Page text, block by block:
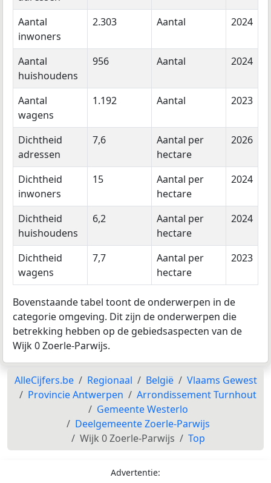
Aantal
inwoners
2.303 Aantal 2024
Aantal
huishoudens
956 Aantal 2024
Aantal
wagens
1.192 Aantal 2023
Dichtheid
adressen
7,6
Aantal per
hectare
2026
Dichtheid
inwoners
15
Aantal per
hectare
2024
Dichtheid
huishoudens
6,2
Aantal per
hectare
2024
Dichtheid
wagens
7,7
Aantal per
hectare
2023
Bovenstaande tabel toont de onderwerpen in de
categorie omgeving. Dit zijn de onderwerpen die
betrekking hebben op de gebiedsaspecten van de
Wijk 0 Zoerle-Parwijs.
AlleCijfers.be Regionaal België
Vlaams Gewest
Provincie Antwerpen
Arrondissement Turnhout
Gemeente Westerlo
Deelgemeente Zoerle-Parwijs
Wijk 0 Zoerle-Parwijs
Top
Advertentie: